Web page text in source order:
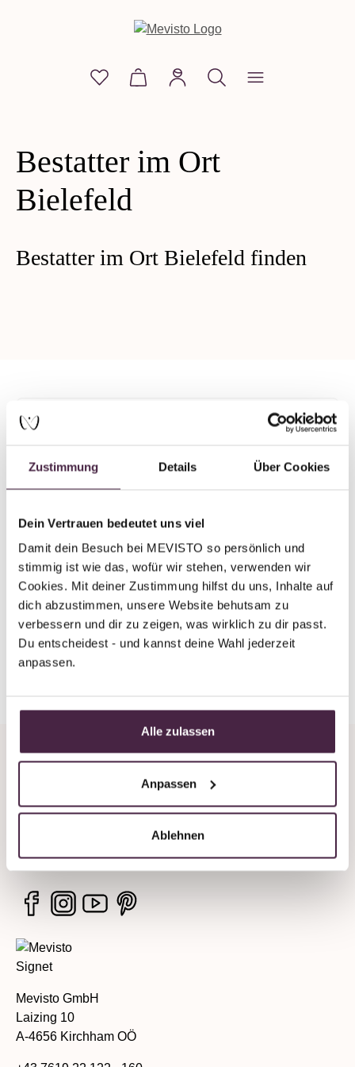
Zustimmung Details Über Cookies
Dein Vertrauen bedeutet uns viel
Damit dein Besuch bei MEVISTO so persönlich und
stimmig ist wie das, wofür wir stehen, verwenden wir
Cookies. Mit deiner Zustimmung hilfst du uns, Inhalte auf
dich abzustimmen, unsere Website behutsam zu
verbessern und dir zu zeigen, was wirklich zu dir passt.
Du entscheidest - und kannst deine Wahl jederzeit
anpassen.
Alle zulassen
Anpassen
Ablehnen
Du hast 0 Produkte auf dem Merkzettel
Warenkorb enthält 0 Positionen.
Bestatter im Ort
Bielefeld
Bestatter im Ort Bielefeld finden
Christoph Kortstiege Bestattungen
33613 Bielefeld
Deutschland
E-Mail senden
Rechtliche Hinweise
Mevisto GmbH
Laizing 10
A-4656 Kirchham OÖ